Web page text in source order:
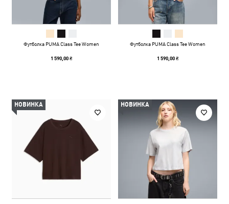
Футболка PUMA Class Tee Women
1 590,00 ₴
Футболка PUMA Class Tee Women
1 590,00 ₴
НОВИНКА НОВИНКА